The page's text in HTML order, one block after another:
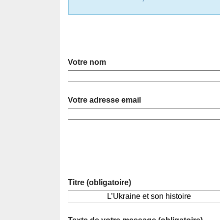
Votre nom
Votre adresse email
Titre (obligatoire)